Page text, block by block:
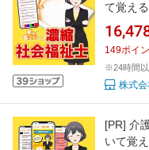
て覚え
き）
要点 記
149ポイ
※24時間以
株式会
[PR] 介
いて覚